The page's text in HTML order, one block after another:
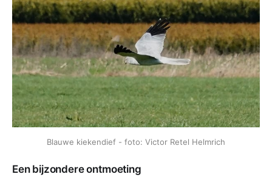
Blauwe kiekendief - foto: Victor Retel Helmrich
Een bijzondere ontmoeting